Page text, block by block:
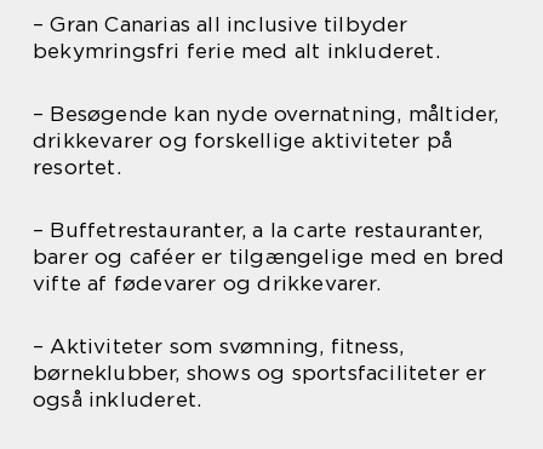
– Gran Canarias all inclusive tilbyder
bekymringsfri ferie med alt inkluderet.
– Besøgende kan nyde overnatning, måltider,
drikkevarer og forskellige aktiviteter på
resortet.
– Buffetrestauranter, a la carte restauranter,
barer og caféer er tilgængelige med en bred
vifte af fødevarer og drikkevarer.
– Aktiviteter som svømning, fitness,
børneklubber, shows og sportsfaciliteter er
også inkluderet.